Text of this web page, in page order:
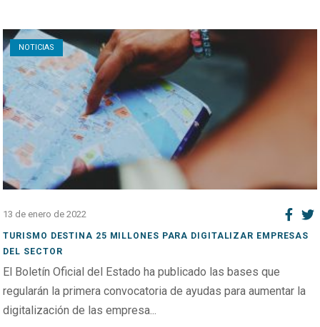
NOTICIAS
Open post
13 de enero de 2022
TURISMO DESTINA 25 MILLONES PARA DIGITALIZAR EMPRESAS
DEL SECTOR
El Boletín Oficial del Estado ha publicado las bases que
regularán la primera convocatoria de ayudas para aumentar la
digitalización de las empresa...